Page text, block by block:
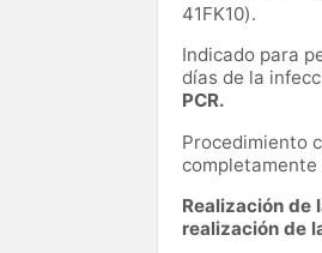
41FK10).
Indicado para
días de la
PCR.
Procedimiento
completamente
Realización de
realización de